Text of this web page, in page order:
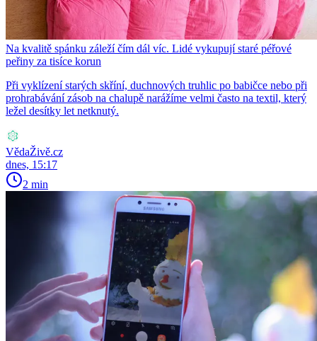
Na kvalitě spánku záleží čím dál víc. Lidé vykupují staré péřové
peřiny za tisíce korun
Při vyklízení starých skříní, duchnových truhlic po babičce nebo při
prohrabávání zásob na chalupě narážíme velmi často na textil, který
ležel desítky let netknutý.
VědaŽivě.cz
dnes, 15:17
2 min